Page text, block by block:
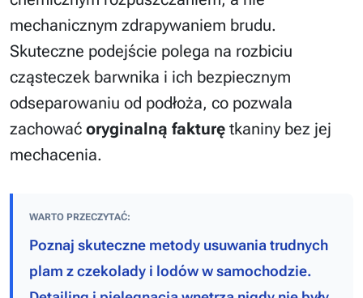
mechanicznym zdrapywaniem brudu.
Skuteczne podejście polega na rozbiciu
cząsteczek barwnika i ich bezpiecznym
odseparowaniu od podłoża, co pozwala
zachować oryginalną fakturę tkaniny bez jej
mechacenia.
WARTO PRZECZYTAĆ:
Poznaj skuteczne metody usuwania trudnych
plam z czekolady i lodów w samochodzie.